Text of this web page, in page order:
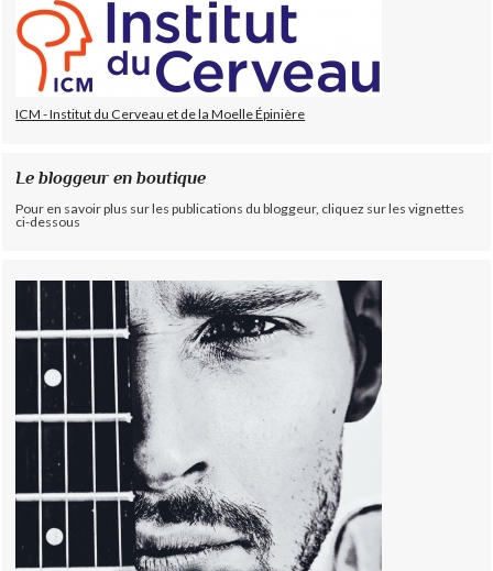
ICM - Institut du Cerveau et de la Moelle Épinière
Le bloggeur en boutique
Pour en savoir plus sur les publications du bloggeur, cliquez sur les vignettes
ci-dessous